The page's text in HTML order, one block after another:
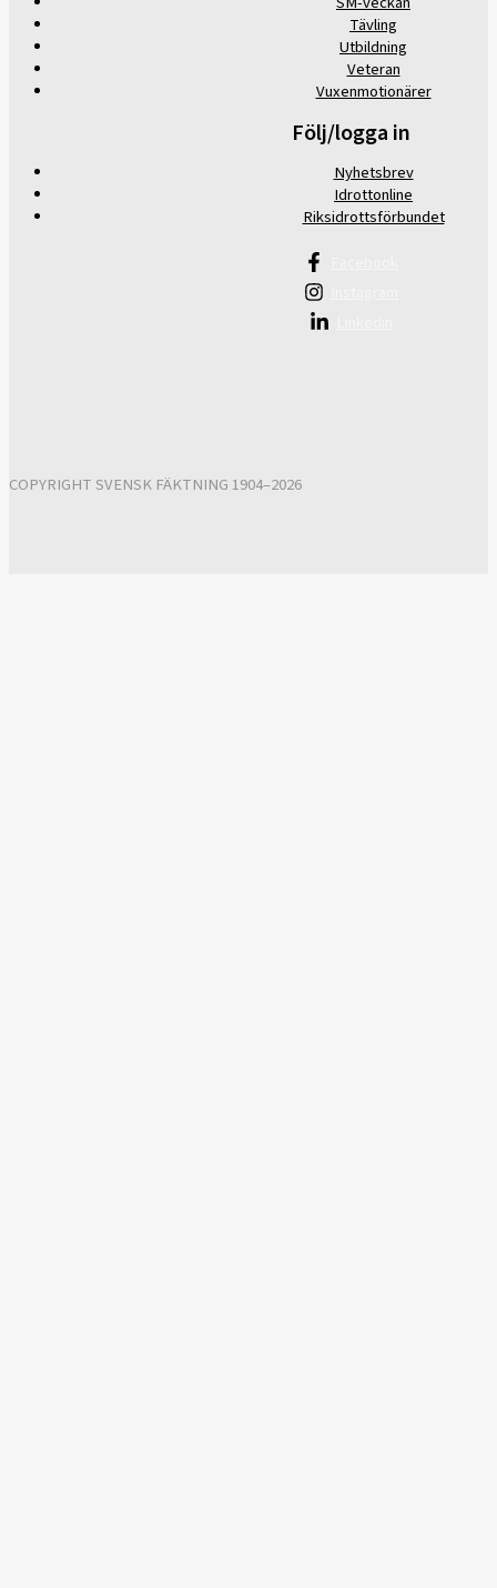
Tävling
Utbildning
Veteran
Vuxenmotionärer
Följ/logga in
Nyhetsbrev
Idrottonline
Riksidrottsförbundet
COPYRIGHT SVENSK FÄKTNING 1904–2026